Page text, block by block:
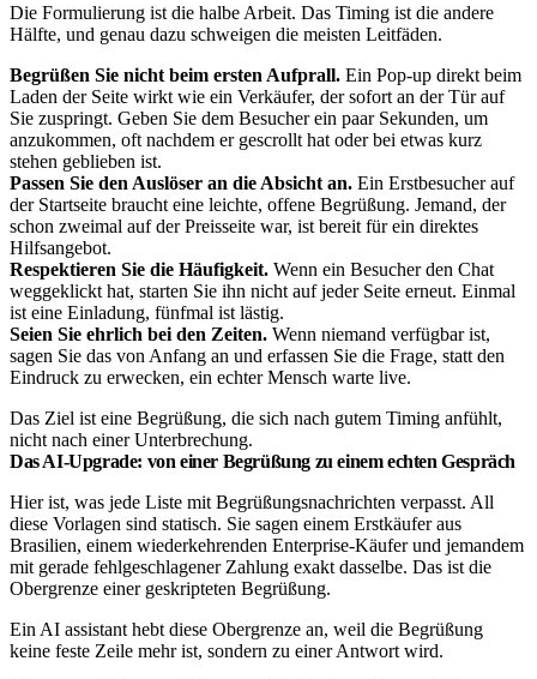
Die Formulierung ist die halbe Arbeit. Das Timing ist die andere
Hälfte, und genau dazu schweigen die meisten Leitfäden.
Begrüßen Sie nicht beim ersten Aufprall. Ein Pop-up direkt beim
Laden der Seite wirkt wie ein Verkäufer, der sofort an der Tür auf
Sie zuspringt. Geben Sie dem Besucher ein paar Sekunden, um
anzukommen, oft nachdem er gescrollt hat oder bei etwas kurz
stehen geblieben ist.
Passen Sie den Auslöser an die Absicht an. Ein Erstbesucher auf
der Startseite braucht eine leichte, offene Begrüßung. Jemand, der
schon zweimal auf der Preisseite war, ist bereit für ein direktes
Hilfsangebot.
Respektieren Sie die Häufigkeit. Wenn ein Besucher den Chat
weggeklickt hat, starten Sie ihn nicht auf jeder Seite erneut. Einmal
ist eine Einladung, fünfmal ist lästig.
Seien Sie ehrlich bei den Zeiten. Wenn niemand verfügbar ist,
sagen Sie das von Anfang an und erfassen Sie die Frage, statt den
Eindruck zu erwecken, ein echter Mensch warte live.
Das Ziel ist eine Begrüßung, die sich nach gutem Timing anfühlt,
nicht nach einer Unterbrechung.
Das AI-Upgrade: von einer Begrüßung zu einem echten Gespräch
Hier ist, was jede Liste mit Begrüßungsnachrichten verpasst. All
diese Vorlagen sind statisch. Sie sagen einem Erstkäufer aus
Brasilien, einem wiederkehrenden Enterprise-Käufer und jemandem
mit gerade fehlgeschlagener Zahlung exakt dasselbe. Das ist die
Obergrenze einer geskripteten Begrüßung.
Ein AI assistant hebt diese Obergrenze an, weil die Begrüßung
keine feste Zeile mehr ist, sondern zu einer Antwort wird.